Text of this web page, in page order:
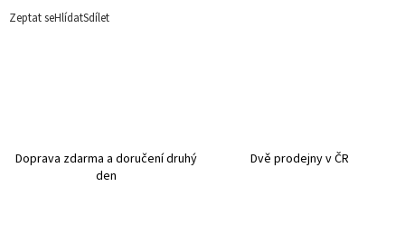
Zeptat seHlídatSdílet
Doprava zdarma a doručení druhý
den
Dvě prodejny v ČR